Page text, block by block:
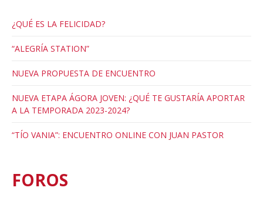
¿QUÉ ES LA FELICIDAD?
“ALEGRÍA STATION”
NUEVA PROPUESTA DE ENCUENTRO
NUEVA ETAPA ÁGORA JOVEN: ¿QUÉ TE GUSTARÍA APORTAR
A LA TEMPORADA 2023-2024?
“TÍO VANIA”: ENCUENTRO ONLINE CON JUAN PASTOR
FOROS